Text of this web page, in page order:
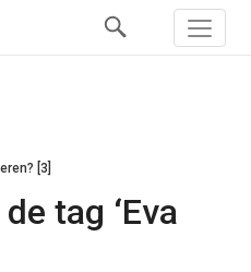
[3]
tag ‘Eva